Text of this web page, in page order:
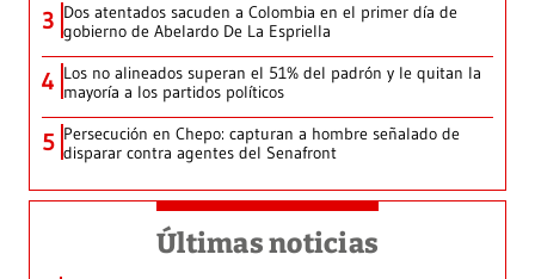
3 Dos atentados sacuden a Colombia en el primer día de
gobierno de Abelardo De La Espriella
4 Los no alineados superan el 51% del padrón y le quitan la
mayoría a los partidos políticos
5 Persecución en Chepo: capturan a hombre señalado de
disparar contra agentes del Senafront
Últimas noticias